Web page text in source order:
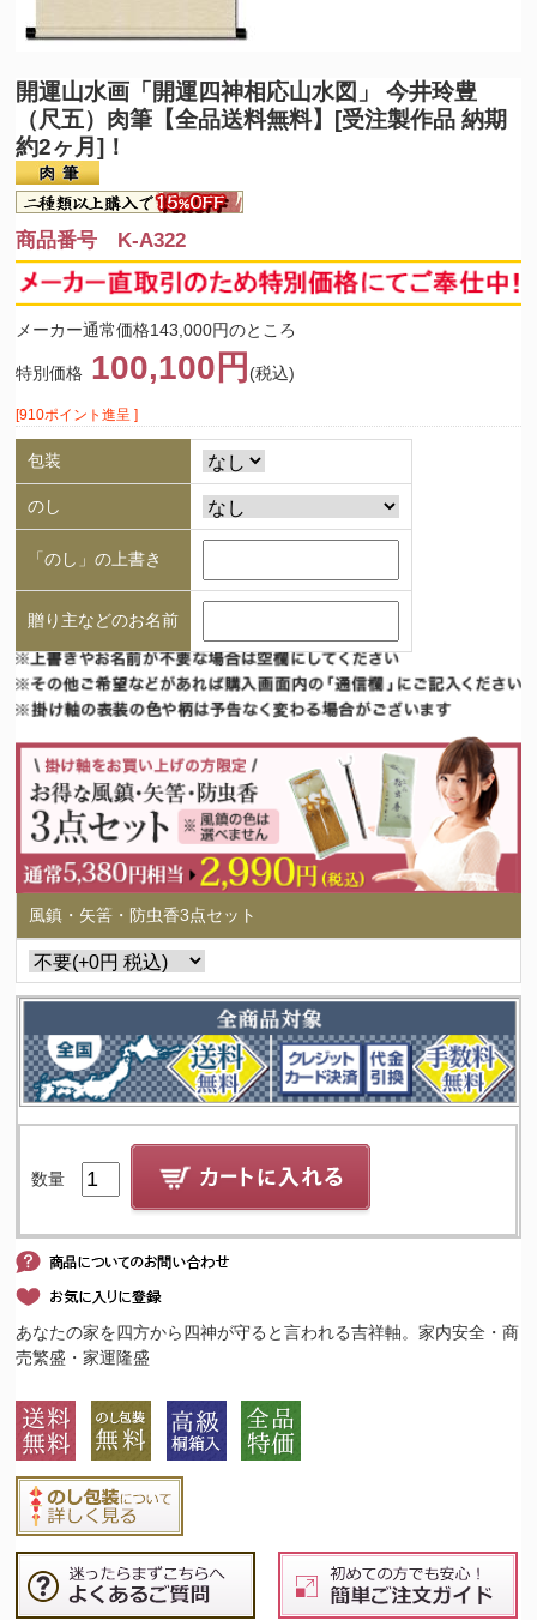
開運山水画 「開運四神相応山水図」 今井玲豊
（尺五）肉筆【全品送料無料】[受注製作品 納期
約2ヶ月]！
商品番号 K-A322
メーカー通常価格143,000円のところ
特別価格 100,100円 (税込)
[910ポイント進呈 ]
包装
のし
「のし」の上書き
贈り主などのお名前
風鎮・矢筈・防虫香3点セット
数量
あなたの家を四方から四神が守ると言われる吉祥軸。家内安全・商
売繁盛・家運隆盛